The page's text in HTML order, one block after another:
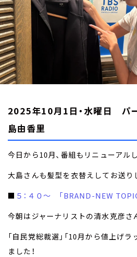
2025年10月1日・水曜日 パ
島由香里
今日から10月、番組もリニューアル
大島さんも髪型を衣替えしてお送り
■ ５：４０～ 「BRAND-NEW
今朝はジャーナリストの清水克彦さ
「自民党総裁選」「10月から値上げ
ました！